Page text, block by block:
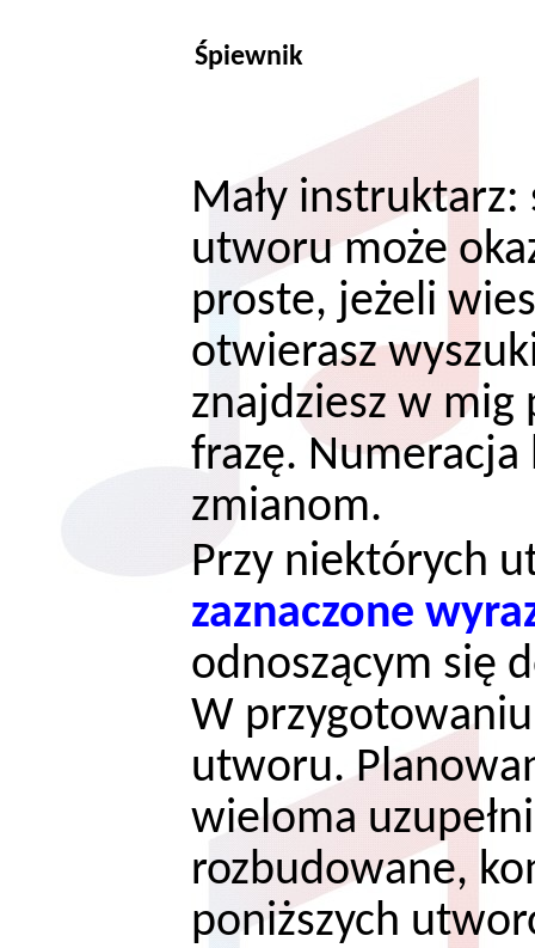
Śpiewnik
Mały
utworu może
proste, jeżeli
otwierasz
znajdziesz w mig
frazę.
zmianom.
Przy niektórych
zaznaczone
odnoszącym się
W
utworu.
wieloma
rozbudowane,
poniższych